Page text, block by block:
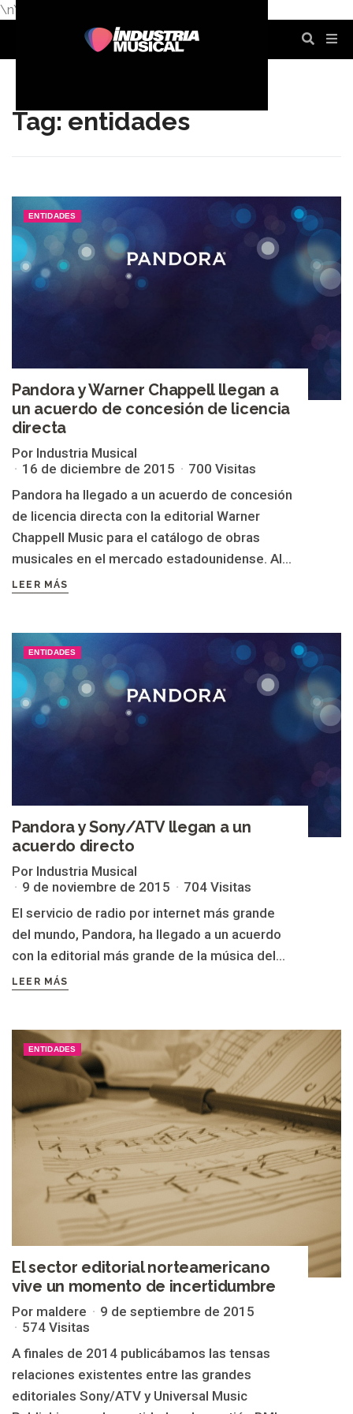
\n\n
Tag: entidades
ENTIDADES
Pandora y Warner Chappell llegan a
un acuerdo de concesión de licencia
directa
Por Industria Musical
16 de diciembre de 2015
700 Visitas
Pandora ha llegado a un acuerdo de concesión
de licencia directa con la editorial Warner
Chappell Music para el catálogo de obras
musicales en el mercado estadounidense. Al...
LEER MÁS
ENTIDADES
Pandora y Sony/ATV llegan a un
acuerdo directo
Por Industria Musical
9 de noviembre de 2015
704 Visitas
El servicio de radio por internet más grande
del mundo, Pandora, ha llegado a un acuerdo
con la editorial más grande de la música del...
LEER MÁS
ENTIDADES
El sector editorial norteamericano
vive un momento de incertidumbre
Por maldere
9 de septiembre de 2015
574 Visitas
A finales de 2014 publicábamos las tensas
relaciones existentes entre las grandes
editoriales Sony/ATV y Universal Music